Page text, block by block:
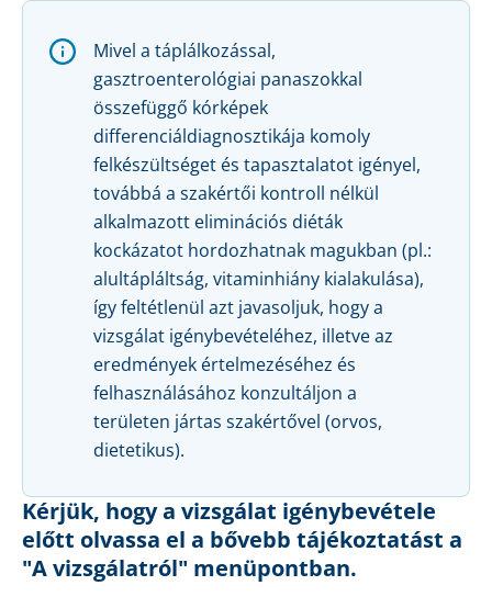
Mivel a táplálkozással,
gasztroenterológiai panaszokkal
összefüggő kórképek
differenciáldiagnosztikája komoly
felkészültséget és tapasztalatot igényel,
továbbá a szakértői kontroll nélkül
alkalmazott eliminációs diéták
kockázatot hordozhatnak magukban (pl.:
alultápláltság, vitaminhiány kialakulása),
így feltétlenül azt javasoljuk, hogy a
vizsgálat igénybevételéhez, illetve az
eredmények értelmezéséhez és
felhasználásához konzultáljon a
területen jártas szakértővel (orvos,
dietetikus).
Kérjük, hogy a vizsgálat igénybevétele
előtt olvassa el a bővebb tájékoztatást a
"A vizsgálatról" menüpontban.